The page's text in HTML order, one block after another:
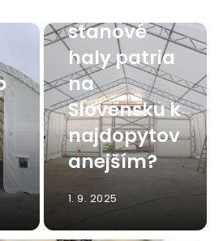
stanové
haly patria
na
Slovensku k
najdopytov
anejším?
1. 9. 2025